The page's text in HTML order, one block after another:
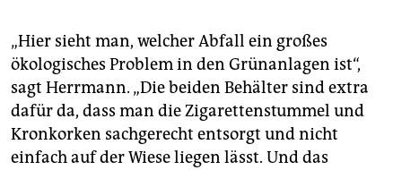
„Hier sieht man, welcher Abfall ein großes
ökologisches Problem in den Grünanlagen ist“,
sagt Herrmann. „Die beiden Behälter sind extra
dafür da, dass man die Zigarettenstummel und
Kronkorken sachgerecht entsorgt und nicht
einfach auf der Wiese liegen lässt. Und das